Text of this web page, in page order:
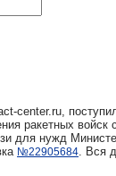
center.ru,
ракетных войск
для нужд
№22905684. Вся